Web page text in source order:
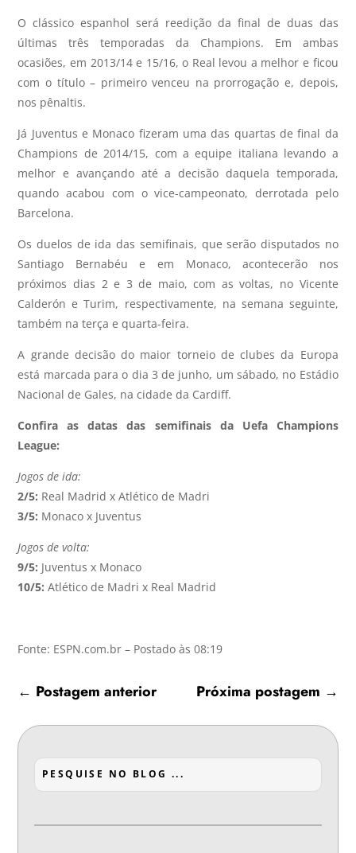
O clássico espanhol será reedição da final de duas das
últimas três temporadas da Champions. Em ambas
ocasiões, em 2013/14 e 15/16, o Real levou a melhor e ficou
com o título – primeiro venceu na prorrogação e, depois,
nos pênaltis.
Já Juventus e Monaco fizeram uma das quartas de final da
Champions de 2014/15, com a equipe italiana levando a
melhor e avançando até a decisão daquela temporada,
quando acabou com o vice-campeonato, derrotada pelo
Barcelona.
Os duelos de ida das semifinais, que serão disputados no
Santiago Bernabéu e em Monaco, acontecerão nos
próximos dias 2 e 3 de maio, com as voltas, no Vicente
Calderón e Turim, respectivamente, na semana seguinte,
também na terça e quarta-feira.
A grande decisão do maior torneio de clubes da Europa
está marcada para o dia 3 de junho, um sábado, no Estádio
Nacional de Gales, na cidade da Cardiff.
Confira as datas das semifinais da Uefa Champions
League:
Jogos de ida:
2/5: Real Madrid x Atlético de Madri
3/5: Monaco x Juventus
Jogos de volta:
9/5: Juventus x Monaco
10/5: Atlético de Madri x Real Madrid
Fonte: ESPN.com.br – Postado às 08:19
← Postagem anterior Próxima postagem →